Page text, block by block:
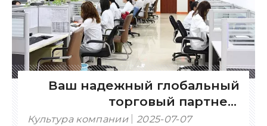
Ваш надежный глобальный
торговый партнер:
сертифицированный,
Культура компании 2025-07-07